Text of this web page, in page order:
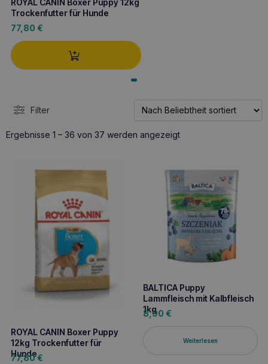
ROYAL CANIN Boxer Puppy 12kg
Trockenfutter für Hunde
77,80 €
Filter
Ergebnisse 1 – 36 von 37 werden angezeigtNach
ROYAL CANIN Boxer Puppy
12kg Trockenfutter für
Hunde
77,80€
BALTICA Puppy
Lammfleisch mit Kalbfleisch
1kg
8,90 €
Weiterlesen